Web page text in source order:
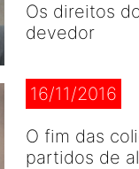
Os direitos
devedor
16/11/2016
O fim das
partidos de